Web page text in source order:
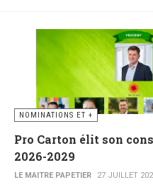
NOMINATIONS ET +
Pro Carton élit son
2026-2029
LE MAITRE PAPETIER 27 JUILLET